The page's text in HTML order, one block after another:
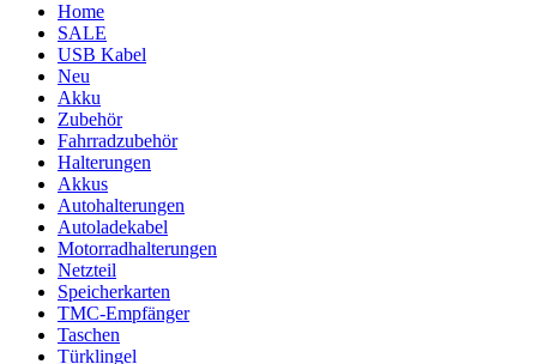
Home
SALE
USB Kabel
Neu
Akku
Zubehör
Fahrradzubehör
Halterungen
Akkus
Autohalterungen
Autoladekabel
Motorradhalterungen
Netzteil
Speicherkarten
TMC-Empfänger
Taschen
Türklingel